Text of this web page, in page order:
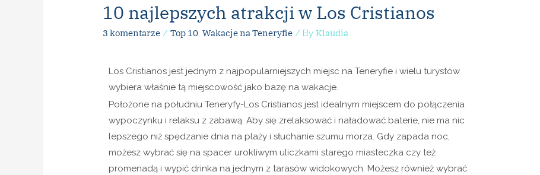
10 najlepszych atrakcji w Los Cristianos
3 komentarze /Top 10,Wakacje na Teneryfie / ByKlaudia
Los Cristianos jest jednym z najpopularniejszych miejsc na Teneryfie i wielu turystów
wybiera właśnie tą miejscowość jako bazę na wakacje.
Położone na południu Teneryfy-Los Cristianos jest idealnym miejscem do połączenia
wypoczynku i relaksu z zabawą. Aby się zrelaksować i naładować baterie, nie ma nic
lepszego niż spędzanie dnia na plaży i słuchanie szumu morza. Gdy zapada noc,
możesz wybrać się na spacer urokliwym uliczkami starego miasteczka czy też
promenadą i wypić drinka na jednym z tarasów widokowych. Możesz również wybrać